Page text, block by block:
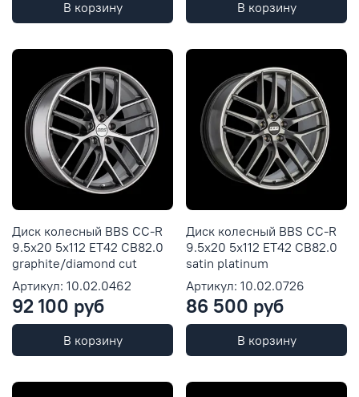
В корзину В корзину
Диск колесный BBS CC-R
9.5x20 5x112 ET42 CB82.0
graphite/diamond cut
Артикул: 10.02.0462
92 100 руб
В корзину
Диск колесный BBS CC-R
9.5x20 5x112 ET42 CB82.0
satin platinum
Артикул: 10.02.0726
86 500 руб
В корзину